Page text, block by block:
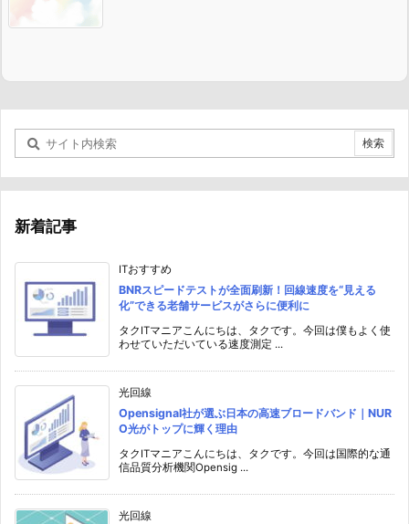
新着記事
ITおすすめ
BNRスピードテストが全面刷新！回線速度を“見える
化”できる老舗サービスがさらに便利に
タクITマニアこんにちは、タクです。今回は僕もよく使
わせていただいている速度測定 ...
光回線
Opensignal社が選ぶ日本の高速ブロードバンド｜NUR
O光がトップに輝く理由
タクITマニアこんにちは、タクです。今回は国際的な通
信品質分析機関Opensig ...
光回線